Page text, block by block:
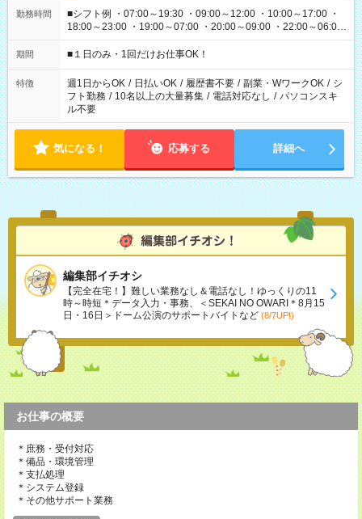
勤務時間
■シフト例 ・07:00～19:30 ・09:00～12:00 ・10:00～17:00 ・
18:00～23:00 ・19:00～07:00 ・20:00～09:00 ・22:00～06:00
etc ★最短で3時間で5,120円のお仕事から 15時間で2万円近く稼
げるお仕事も！ ご希望のお時間に合わせてご紹介！ ※シフトは
ください！
期間 ■１日のみ・1回だけお仕事OK！
特徴 週1日からOK / 日払いOK / 履歴書不要 / 副業・WワークOK / シ
フト勤務 / 10名以上の大量募集 / 電話対応なし / パソコンスキ
ル不要
気になる！ 応募する 詳細へ
編集部イチオシ
【完全在宅！】難しい業務なし＆電話なし！ゆっくりの11
時～時短＊データ入力・事務、＜SEKAI NO OWARI＊8月15
日・16日＞ドーム公演のサポートバイトなど (8/7UP!)
お仕事の概要
＊庶務・受付対応
＊備品・環境管理
＊支払処理
＊システム登録
＊その他サポート業務